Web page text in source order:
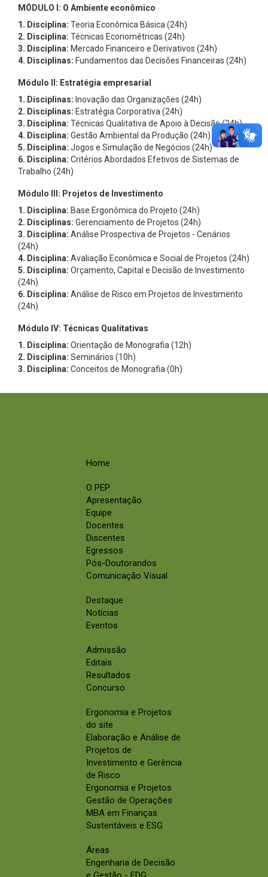
MÓDULO I: O Ambiente econômico
1. Disciplina: Teoria Econômica Básica (24h)
2. Disciplina: Técnicas Econométricas (24h)
3. Disciplina: Mercado Financeiro e Derivativos (24h)
4. Disciplinas: Fundamentos das Decisões Financeiras (24h)
Módulo II: Estratégia empresarial
1. Disciplinas: Inovação das Organizações (24h)
2. Disciplinas: Estratégia Corporativa (24h)
3. Disciplina: Técnicas Qualitativa de Apoio à Decisão (24h)
4. Disciplina: Gestão Ambiental da Produção (24h)
5. Disciplina: Jogos e Simulação de Negócios (24h)
6. Disciplina: Critérios Abordados Efetivos de Sistemas de
Trabalho (24h)
Módulo III: Projetos de Investimento
1. Disciplina: Base Ergonômica do Projeto (24h)
2. Disciplinas: Gerenciamento de Projetos (24h)
3. Disciplina: Análise Prospectiva de Projetos - Cenários
(24h)
4. Disciplina: Avaliação Econômica e Social de Projetos (24h)
5. Disciplina: Orçamento, Capital e Decisão de Investimento
(24h)
6. Disciplina: Análise de Risco em Projetos de Investimento
(24h)
Módulo IV: Técnicas Qualitativas
1. Disciplina: Orientação de Monografia (12h)
2. Disciplina: Seminários (10h)
3. Disciplina: Conceitos de Monografia (0h)
Home
O PEP
Apresentação
Equipe
Docentes
Discentes
Egressos
Pós-Doutorandos
Comunicação Visual
Destaque
Notícias
Eventos
Admissão
Editais
Resultados
Concurso
Ergonomia e Projetos
do site
Elaboração e Análise de
Projetos de
Investimento e Gerência
de Risco
Ergonomia e Projetos
Gestão de Operações
MBA em Finanças
Sustentáveis e ESG
Áreas
Engenharia de Decisão